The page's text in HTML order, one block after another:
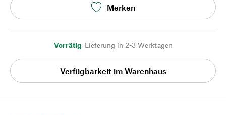
Merken
Vorrätig, Lieferung in 2-3 Werktagen
Verfügbarkeit im Warenhaus